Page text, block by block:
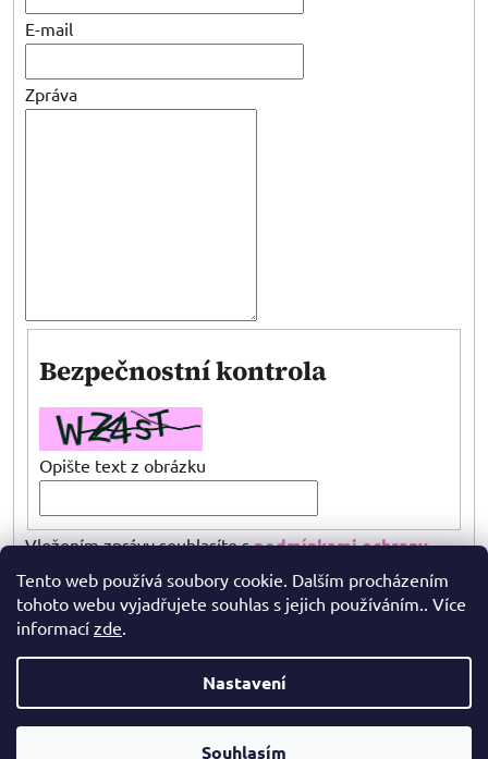
Tento web používá soubory cookie. Dalším procházením
tohoto webu vyjadřujete souhlas s jejich používáním.. Více
informací zde.
Nastavení
Souhlasím
E-mail
Zpráva
Bezpečnostní kontrola
Opište text z obrázku
Vložením zprávy souhlasíte spodmínkami ochrany
osobních údajů
ODESLAT
Vytvořil Shoptet